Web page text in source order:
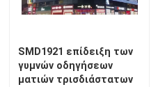
SMD1921 επίδειξη των
γυμνών οδηγήσεων
ματιών τρισδιάστατων